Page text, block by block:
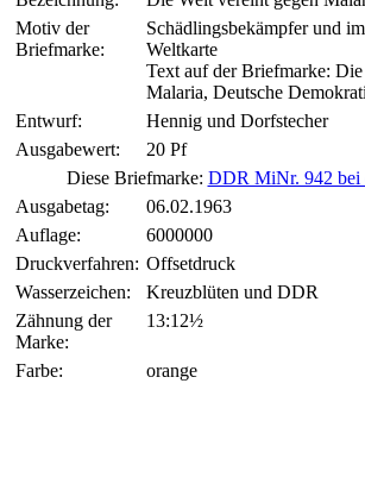
Motiv der
Briefmarke:
Schädlingsbekämpfer und
Weltkarte
Text auf der Briefmarke:
Malaria, Deutsche
Entwurf:
Hennig und Dorfstecher
Ausgabewert:
20 Pf
Diese Briefmarke: DDR MiNr. 942 bei
Ausgabetag:
06.02.1963
Auflage:
6000000
Druckverfahren: Offsetdruck
Wasserzeichen:
Kreuzblüten und DDR
Zähnung der
Marke:
13:12½
Farbe: orange